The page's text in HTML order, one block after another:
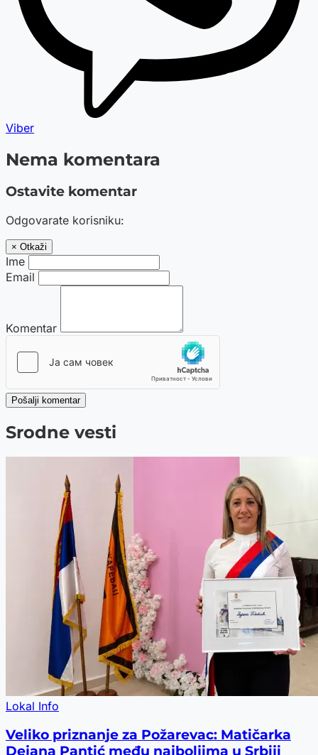
Viber
Nema komentara
Ostavite komentar
Odgovarate korisniku:
× Otkaži
Ime
Email
Komentar
Pošalji komentar
Srodne vesti
Lokal Info
Veliko priznanje za Požarevac: Matičarka
Dejana Pantić među najboljima u Srbiji